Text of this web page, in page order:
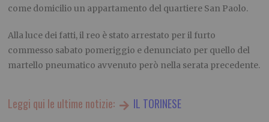
come domicilio un appartamento del quartiere San Paolo.
Alla luce dei fatti, il reo è stato arrestato per il furto
commesso sabato pomeriggio e denunciato per quello del
martello pneumatico avvenuto però nella serata precedente.
Leggi qui le ultime notizie: IL TORINESE